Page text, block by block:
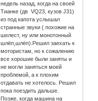
недель назад, когда на своей
Тианке (дв VQ23, кузов J31)
из под капота услышал
странные звуки ( похожие на
шелест, ну или монотонный
шлёп,шлёп).Решил заехать к
мотористам, но к сожалению
все хорошие были заняты и
не могли заняться моей
проблемой, а к плохим
отдавать не хотелось. Решил
пока поездить дальше.
Позже, когда машина на